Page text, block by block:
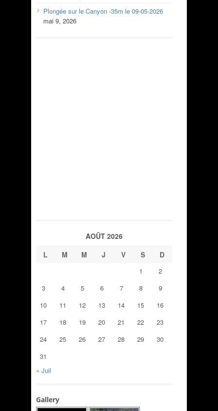
Plongée sur le Canyon -35m le 09-05-2026
mai 9, 2026
AOÛT 2026
L
M M J V S D
1
2
3
4 5 6 7 8
9
10
11 12 13 14 15
16
17
18 19 20 21 22
23
24
25 26 27 28 29
30
31
« Juil
Gallery